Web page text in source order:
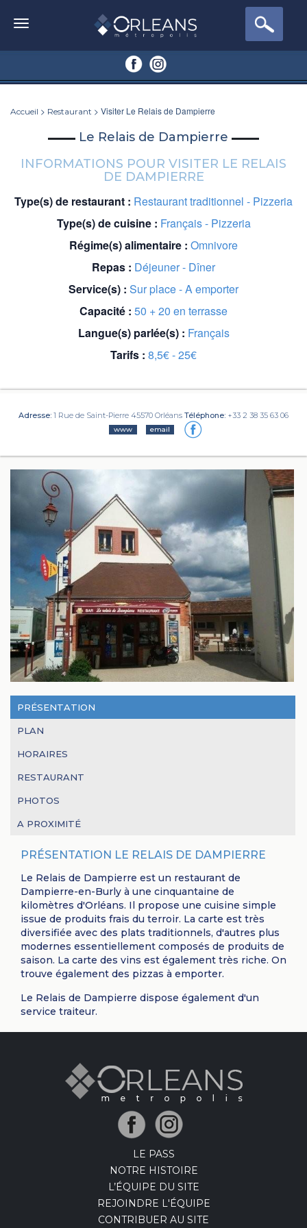
Accueil > Restaurant > Visiter Le Relais de Dampierre
Le Relais de Dampierre
INFORMATIONS POUR VISITER LE RELAIS
DE DAMPIERRE
Type(s) de restaurant : Restaurant traditionnel - Pizzeria
Type(s) de cuisine : Français - Pizzeria
Régime(s) alimentaire : Omnivore
Repas : Déjeuner - Dîner
Service(s) : Sur place - A emporter
Capacité : 50 + 20 en terrasse
Langue(s) parlée(s) : Français
Tarifs : 8,5€ - 25€
Adresse: 1 Rue de Saint-Pierre 45570 Orléans Téléphone: +33 2 38 35 63 06
www email
PRÉSENTATION
PLAN
HORAIRES
RESTAURANT
PHOTOS
A PROXIMITÉ
PRÉSENTATION LE RELAIS DE DAMPIERRE
Le Relais de Dampierre est un restaurant de
Dampierre-en-Burly à une cinquantaine de
kilomètres d'Orléans. Il propose une cuisine simple
issue de produits frais du terroir. La carte est très
diversifiée avec des plats traditionnels, d'autres plus
modernes essentiellement composés de produits de
saison. La carte des vins est également très riche. On
trouve également des pizzas à emporter.
Le Relais de Dampierre dispose également d'un
service traiteur.
LE PASS
NOTRE HISTOIRE
L’ÉQUIPE DU SITE
REJOINDRE L'ÉQUIPE
CONTRIBUER AU SITE